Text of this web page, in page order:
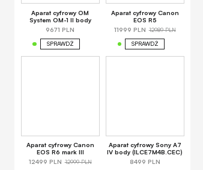
Aparat cyfrowy OM
System OM-1 II body
9671 PLN
SPRAWDŹ
Aparat cyfrowy Canon
EOS R5
11999 PLN 12989 PLN
SPRAWDŹ
Aparat cyfrowy Canon
EOS R6 mark III
12499 PLN 12999 PLN
Aparat cyfrowy Sony A7
IV body (ILCE7M4B.CEC)
8499 PLN